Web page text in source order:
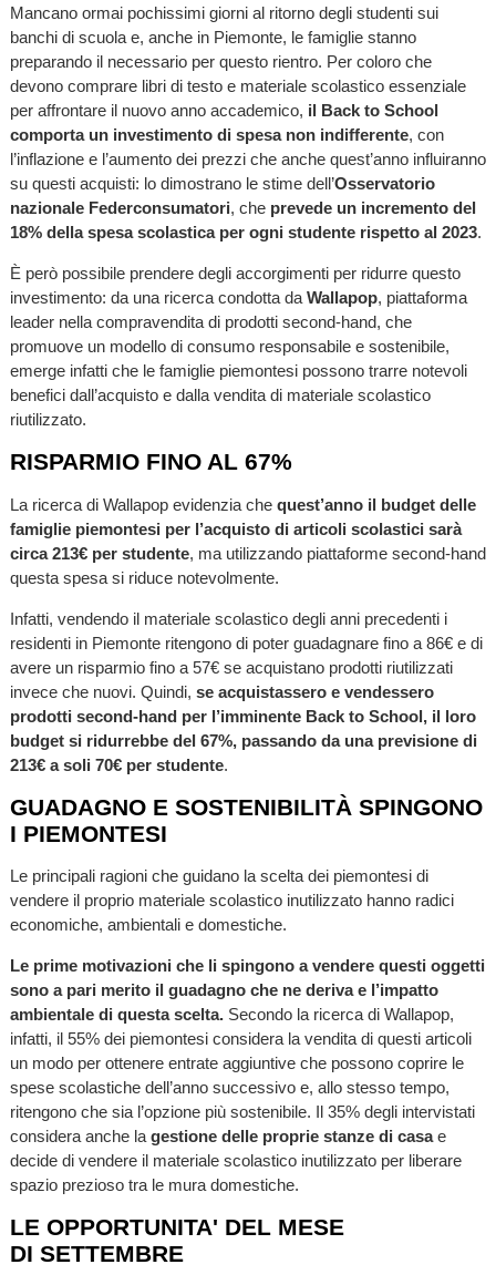
Mancano ormai pochissimi giorni al ritorno degli studenti sui
banchi di scuola e, anche in Piemonte, le famiglie stanno
preparando il necessario per questo rientro. Per coloro che
devono comprare libri di testo e materiale scolastico essenziale
per affrontare il nuovo anno accademico, il Back to School
comporta un investimento di spesa non indifferente, con
l’inflazione e l’aumento dei prezzi che anche quest’anno influiranno
su questi acquisti: lo dimostrano le stime dell’Osservatorio
nazionale Federconsumatori, cheprevede un incremento del
18% della spesa scolastica per ogni studente rispetto al 2023.
È però possibile prendere degli accorgimenti per ridurre questo
investimento: da una ricerca condotta da Wallapop, piattaforma
leader nella compravendita di prodotti second-hand, che
promuove un modello di consumo responsabile e sostenibile,
emerge infatti che le famiglie piemontesi possono trarre notevoli
benefici dall’acquisto e dalla vendita di materiale scolastico
riutilizzato.
RISPARMIO FINO AL 67%
La ricerca di Wallapop evidenzia che quest’anno il budget delle
famiglie piemontesi per l’acquisto di articoli scolastici sarà
circa 213€ per studente, ma utilizzando piattaforme second-hand
questa spesa si riduce notevolmente.
Infatti, vendendo il materiale scolastico degli anni precedenti i
residenti in Piemonte ritengono di poter guadagnare fino a 86€ e di
avere un risparmio fino a 57€ se acquistano prodotti riutilizzati
invece che nuovi. Quindi, se acquistassero e vendessero
prodotti second-hand per l’imminente Back to School, il loro
budget si ridurrebbe del 67%, passando da una previsione di
213€ a soli 70€ per studente.
GUADAGNO E SOSTENIBILITÀ SPINGONO
I PIEMONTESI
Le principali ragioni che guidano la scelta dei piemontesi di
vendere il proprio materiale scolastico inutilizzato hanno radici
economiche, ambientali e domestiche.
Le prime motivazioni che li spingono a vendere questi oggetti
sono a pari merito il guadagno che ne deriva e l’impatto
ambientale di questa scelta. Secondo la ricerca di Wallapop,
infatti, il 55% dei piemontesi considera la vendita di questi articoli
un modo per ottenere entrate aggiuntive che possono coprire le
spese scolastiche dell’anno successivo e, allo stesso tempo,
ritengono che sia l’opzione più sostenibile. Il 35% degli intervistati
considera anche la gestione delle proprie stanze di casae
decide di vendere il materiale scolastico inutilizzato per liberare
spazio prezioso tra le mura domestiche.
LE OPPORTUNITA' DEL MESE
DI SETTEMBRE